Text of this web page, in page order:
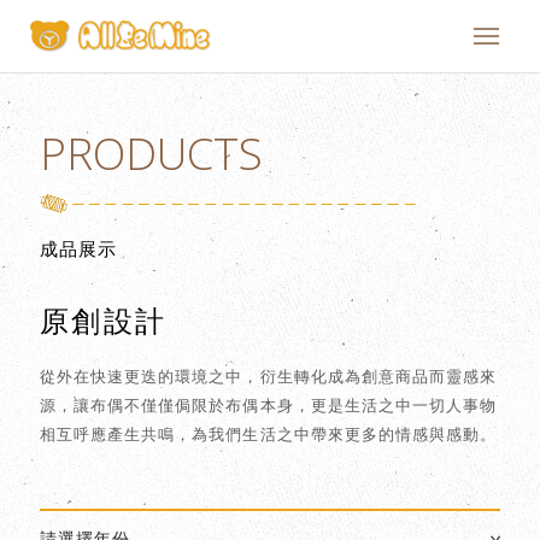
PRODUCTS
成品展示
原創設計
從外在快速更迭的環境之中，衍生轉化成為創意商品而靈感來
源，讓布偶不僅僅侷限於布偶本身，更是生活之中一切人事物
相互呼應產生共鳴，為我們生活之中帶來更多的情感與感動。